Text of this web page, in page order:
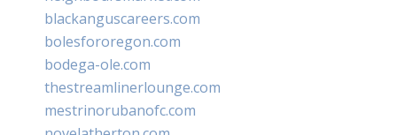
blackanguscareers.com
bolesfororegon.com
bodega-ole.com
thestreamlinerlounge.com
mestrinorubanofc.com